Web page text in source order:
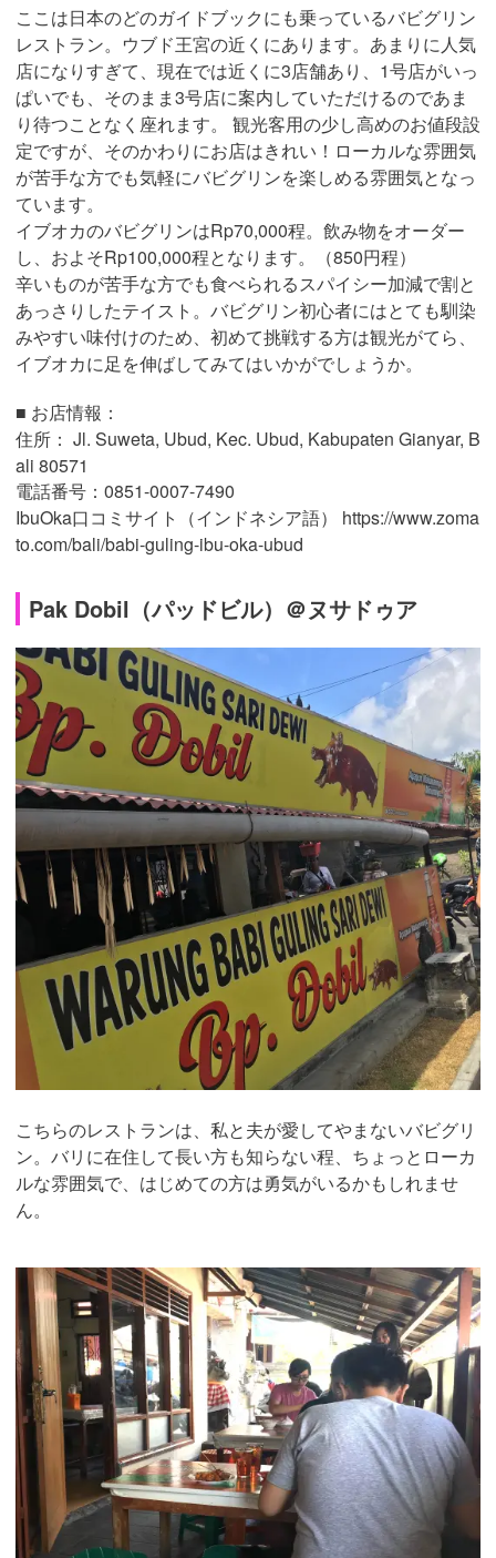
ここは日本のどのガイドブックにも乗っているバビグリン
レストラン。ウブド王宮の近くにあります。あまりに人気
店になりすぎて、現在では近くに3店舗あり、1号店がいっ
ぱいでも、そのまま3号店に案内していただけるのであま
り待つことなく座れます。 観光客用の少し高めのお値段設
定ですが、そのかわりにお店はきれい！ローカルな雰囲気
が苦手な方でも気軽にバビグリンを楽しめる雰囲気となっ
ています。
イブオカのバビグリンはRp70,000程。飲み物をオーダー
し、およそRp100,000程となります。（850円程）
辛いものが苦手な方でも食べられるスパイシー加減で割と
あっさりしたテイスト。バビグリン初心者にはとても馴染
みやすい味付けのため、初めて挑戦する方は観光がてら、
イブオカに足を伸ばしてみてはいかがでしょうか。
■ お店情報：
住所： Jl. Suweta, Ubud, Kec. Ubud, Kabupaten Gianyar, B
ali 80571
電話番号：0851-0007-7490
IbuOka口コミサイト（インドネシア語） https://www.zoma
to.com/bali/babi-guling-ibu-oka-ubud
Pak Dobil（パッドビル）＠ヌサドゥア
こちらのレストランは、私と夫が愛してやまないバビグリ
ン。バリに在住して長い方も知らない程、ちょっとローカ
ルな雰囲気で、はじめての方は勇気がいるかもしれませ
ん。